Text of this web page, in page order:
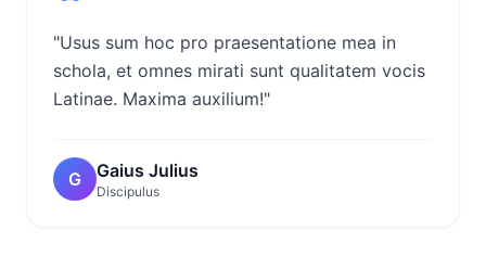
"Usus sum hoc pro praesentatione mea in
schola, et omnes mirati sunt qualitatem vocis
Latinae. Maxima auxilium!"
G Gaius Julius
Discipulus